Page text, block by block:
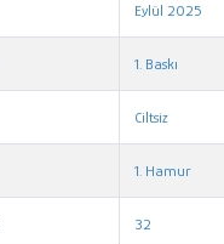
Eylül 2025
1. Baskı
Ciltsiz
1. Hamur
32